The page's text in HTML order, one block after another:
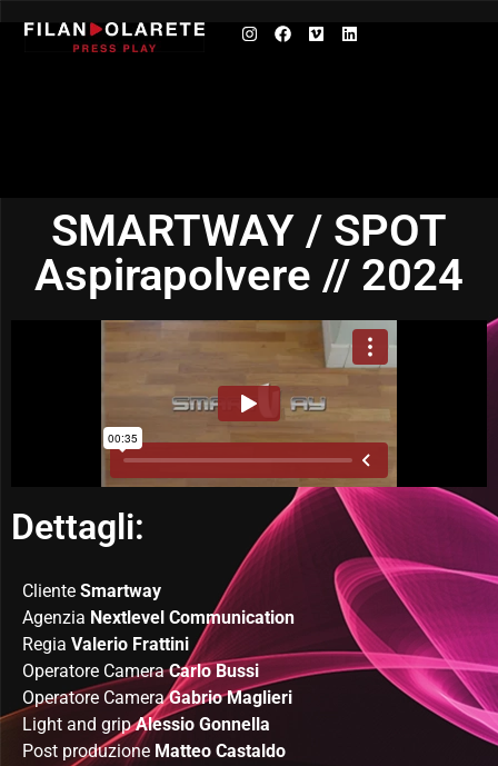
SMARTWAY / SPOT
Aspirapolvere // 2024
Dettagli:
Cliente Smartway
Agenzia Nextlevel Communication
Regia Valerio Frattini
Operatore CameraCarlo Bussi
Operatore CameraGabrio Maglieri
Light and gripAlessio Gonnella
Post produzione Matteo Castaldo